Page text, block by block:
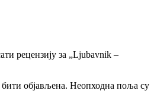
рецензију за „Ljubavnik –
објављена. Неопходна поља су